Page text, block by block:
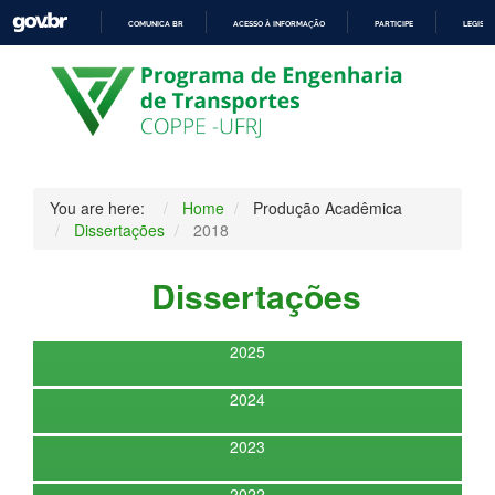
PARA
O
CONTEÚDO
COMUNICA BR ACESSO À INFORMAÇÃO PARTICIPE
You are here: Home
Produção Acadêmica
Dissertações
2018
Dissertações
2025
2024
2023